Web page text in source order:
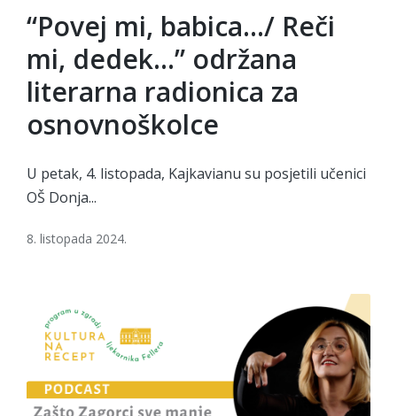
in
“Povej mi, babica…/ Reči
mi, dedek…” održana
literarna radionica za
osnovnoškolce
U petak, 4. listopada, Kajkavianu su posjetili učenici
OŠ Donja...
8. listopada 2024.